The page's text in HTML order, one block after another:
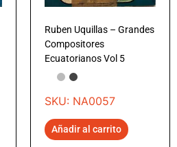
Ruben Uquillas – Grandes
Compositores
Ecuatorianos Vol 5
SKU: NA0057
Añadir al carrito